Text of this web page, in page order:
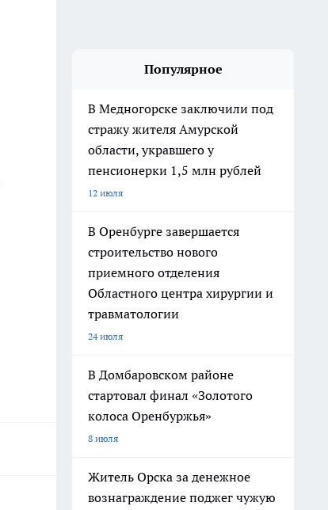
Популярное
В Медногорске заключили под
стражу жителя Амурской
области, укравшего у
пенсионерки 1,5 млн рублей
12 июля
В Оренбурге завершается
строительство нового
приемного отделения
Областного центра хирургии и
травматологии
24 июля
В Домбаровском районе
стартовал финал «Золотого
колоса Оренбуржья»
8 июля
Житель Орска за денежное
вознаграждение поджег чужую